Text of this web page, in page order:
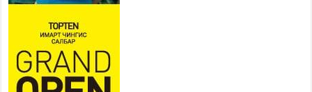
БҮГД НАЙРАМДАХ ТАЖИКИСТАН УЛСТАЙ
ЭДИЙН ЗАСГИЙН ХАМТЫН АЖИЛЛАГААГ
ӨРГӨЖҮҮЛНЭ
2026 оны 7 сар 21 / 16 цаг 34 минут
26,992 суралцагч хотхоны бага сургуульд, 8100
суралцагч төрөлжсөн ахлах сургуульд